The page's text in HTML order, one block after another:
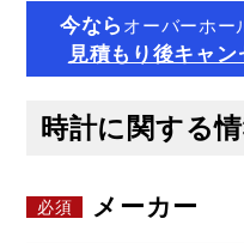
今なら オーバーホー
見積もり後キャ
時計に関する
メーカー